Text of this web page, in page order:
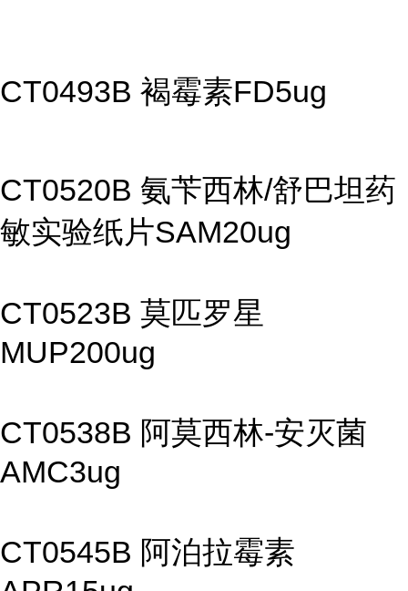
CT0493B 褐霉素FD5ug
CT0520B 氨苄西林/舒巴坦药
敏实验纸片SAM20ug
CT0523B 莫匹罗星
MUP200ug
CT0538B 阿莫西林-安灭菌
AMC3ug
CT0545B 阿泊拉霉素